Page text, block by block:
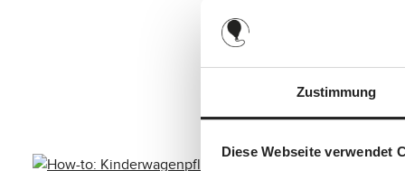
Zustimmung
Diese Webseite verwendet
Baby kann